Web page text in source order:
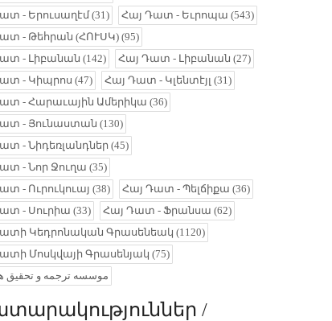
- Երուսաղէմ(31) Հայ Դատ - Եւրոպա (543)
- Թեհրան (ՀՈՒՍԿ)(95)
- Լիբանան (142) Հայ Դատ - Լիբանան (27)
- Կիպրոս (47) Հայ Դատ - Կլենտէյլ (31)
- Հարաւային Ամերիկա (36)
- Յունաստան (130)
- Նիդեռլանդներ (45)
- Նոր Ջուղա (35)
- Ուրուկուայ (38) Հայ Դատ - Պելճիքա (36)
- Սուրիա (33) Հայ Դատ - Ֆրանսա (62)
Կեդրոնական Գրասենեակ (1120)
Մոսկվայի Գրասենյակ (75)
موسسه ترجمه و تحقیق
/